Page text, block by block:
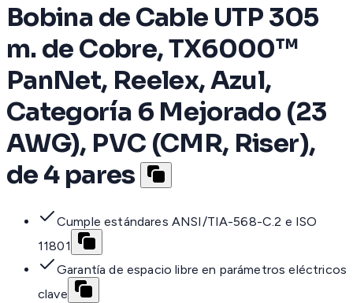
Bobina de Cable UTP 305
m. de Cobre, TX6000™
PanNet, Reelex, Azul,
Categoría 6 Mejorado (23
AWG), PVC (CMR, Riser),
de 4 pares
Cumple estándares ANSI/TIA-568-C.2 e ISO
11801
Garantía de espacio libre en parámetros eléctricos
clave